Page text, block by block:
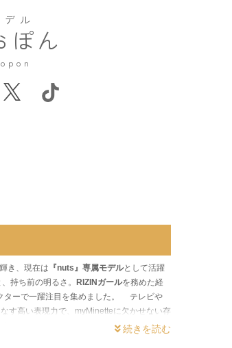
デル
ぽん
き、現在は 『nuts』専属モデルとして活躍
持ち前の明るさ。
RIZINガールを務めた経
ターで一躍注目を集めました。 テレビや
す高い表現力で、myMinetteに欠かせない存
はもちろん、イベントで主役になれる